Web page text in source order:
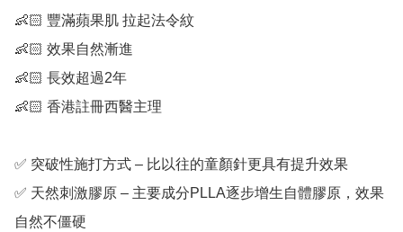
👶🏻 豐滿蘋果肌 拉起法令紋
👶🏻 效果自然漸進
👶🏻 長效超過2年
👶🏻 香港註冊西醫主理
✅ 突破性施打方式 – 比以往的童顏針更具有提升效果
✅ 天然刺激膠原 – 主要成分PLLA逐步增生自體膠原，效果
自然不僵硬